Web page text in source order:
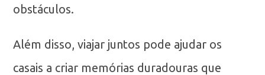
obstáculos.
Além disso, viajar juntos pode ajudar os
casais a criar memórias duradouras que